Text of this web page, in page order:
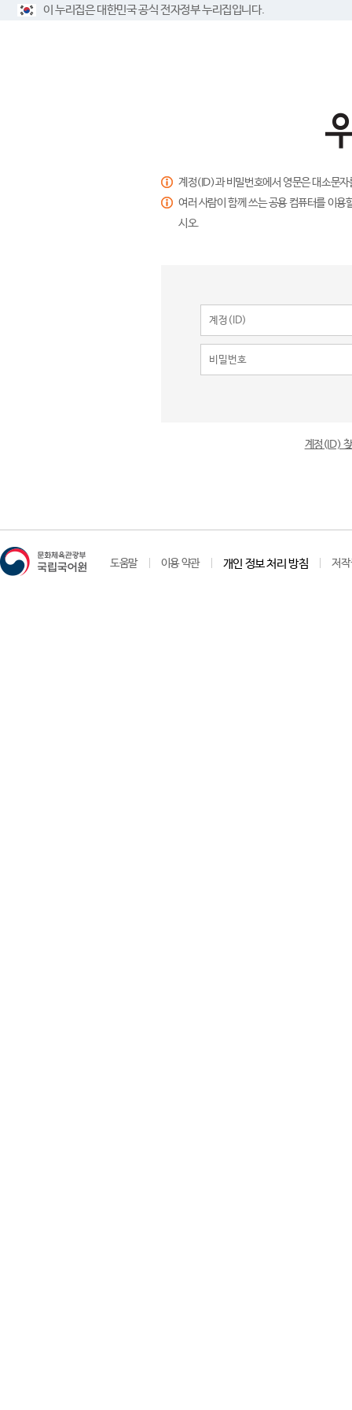
이 누리집은 대한민국 공식 전자정부 누리집입니다.
계정(ID)과 비밀번호에서 영문은 대소문
여러 사람이 함께 쓰는 공용 컴퓨터를 이
시오.
계정(ID)
도움말 이용 약관 개인 정보 처리 방침 저